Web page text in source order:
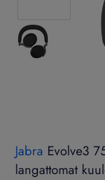
Jabra Evolve3
langattomat